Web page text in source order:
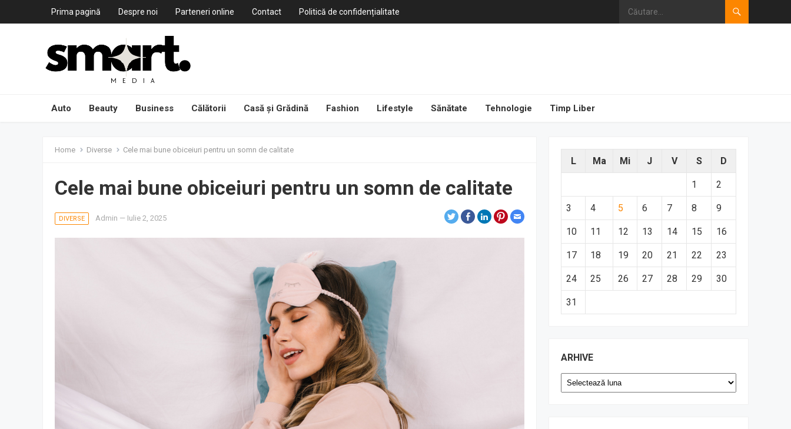
Prima pagină Despre noi Parteneri online Contact Politică de confidențialitate
Auto Beauty Business Călătorii Casă și Grădină Fashion Lifestyle Sănătate Tehnologie Timp Liber
Home Diverse Cele mai bune obiceiuri pentru un somn de calitate
Cele mai bune obiceiuri pentru un somn de calitate
DIVERSE Admin — Iulie 2, 2025
L Ma Mi J V S D
1 2
3 4 5 6 7 8 9
10 11 12 13 14 15 16
17 18 19 20 21 22 23
24 25 26 27 28 29 30
31
ARHIVE
Arhive